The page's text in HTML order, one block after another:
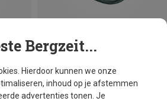
Petzl
William Ball-Lock HMS Karabiner
€ 25,07
BALL-LOCK
Bergzeit...
Hierdoor kunnen we onze
inhoud op je afstemmen
advertenties tonen. Je